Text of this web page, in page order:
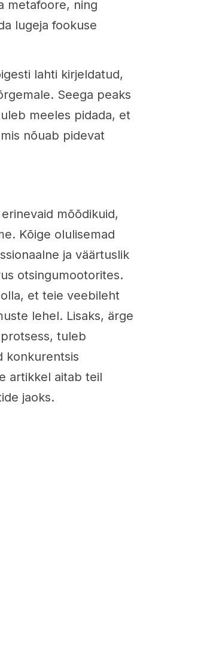
metafoore, ning
lugeja fookuse
lahti kirjeldatud,
Seega peaks
meeles pidada, et
nõuab pidevat
mõõdikuid,
Kõige olulisemad
ja väärtuslik
otsingumootorites.
et teie veebileht
lehel. Lisaks, ärge
tuleb
konkurentsis
artikkel aitab teil
jaoks.